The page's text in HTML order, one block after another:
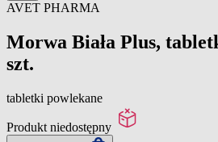
AVET PHARMA
Morwa Biała Plus,
szt.
tabletki powlekane
Produkt niedostępny